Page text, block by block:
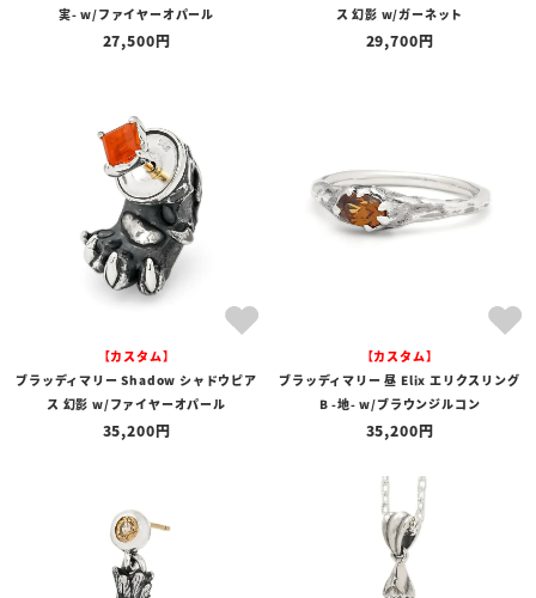
実- w/ファイヤーオパール
27,500
ス 幻影 w/ガーネット
29,700
【カスタム】
ブラッディマリー Shadow シャドウピア
ス 幻影 w/ファイヤーオパール
35,200
【カスタム】
ブラッディマリー 昼 Elix エリクスリング
B -地- w/ブラウンジルコン
35,200